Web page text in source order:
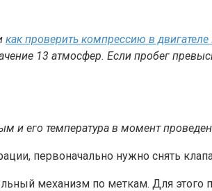
как проверить компрессию в
13 атмосфер. Если пробег
и его температура в момент
первоначально нужно снять
механизм по меткам. Для